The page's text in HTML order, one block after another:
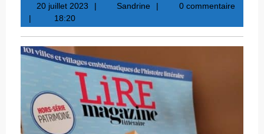
20 juillet 202320
2023
SandrineSandrine0 commentaire
18:20